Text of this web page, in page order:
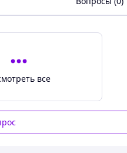
форм с кристаллами,
заметки, фото и
все